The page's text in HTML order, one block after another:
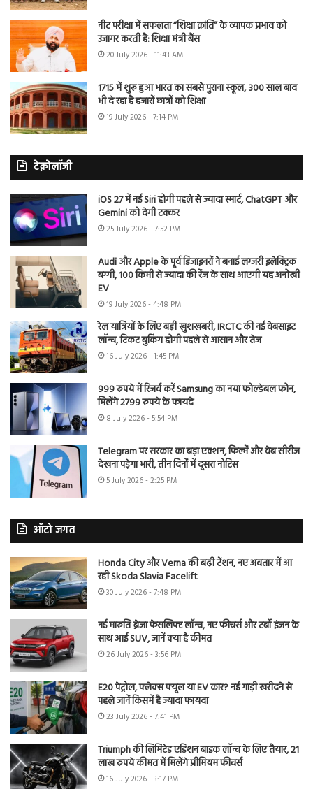
नीट परीक्षा में सफलता “शिक्षा क्रांति” के व्यापक प्रभाव को
उजागर करती है: शिक्षा मंत्री बैंस
20 July 2026 - 11:43 AM
1715 में शुरू हुआ भारत का सबसे पुराना स्कूल, 300 साल बाद
भी दे रहा है हजारों छात्रों को शिक्षा
19 July 2026 - 7:14 PM
टेक्नोलॉजी
iOS 27 में नई Siri होगी पहले से ज्यादा स्मार्ट, ChatGPT और
Gemini को देगी टक्कर
25 July 2026 - 7:52 PM
Audi और Apple के पूर्व डिजाइनरों ने बनाई लग्जरी इलेक्ट्रिक
बग्गी, 100 किमी से ज्यादा की रेंज के साथ आएगी यह अनोखी
EV
19 July 2026 - 4:48 PM
रेल यात्रियों के लिए बड़ी खुशखबरी, IRCTC की नई वेबसाइट
लॉन्च, टिकट बुकिंग होगी पहले से आसान और तेज
16 July 2026 - 1:45 PM
999 रुपये में रिजर्व करें Samsung का नया फोल्डेबल फोन,
मिलेंगे 2799 रुपये के फायदे
8 July 2026 - 5:54 PM
Telegram पर सरकार का बड़ा एक्शन, फिल्में और वेब सीरीज
देखना पड़ेगा भारी, तीन दिनों में दूसरा नोटिस
5 July 2026 - 2:25 PM
ऑटो जगत
Honda City और Verna की बढ़ी टेंशन, नए अवतार में आ
रही Skoda Slavia Facelift
30 July 2026 - 7:48 PM
नई मारुति ब्रेजा फेसलिफ्ट लॉन्च, नए फीचर्स और टर्बो इंजन के
साथ आई SUV, जानें क्या है कीमत
26 July 2026 - 3:56 PM
E20 पेट्रोल, फ्लेक्स फ्यूल या EV कार? नई गाड़ी खरीदने से
पहले जानें किसमें है ज्यादा फायदा
23 July 2026 - 7:41 PM
Triumph की लिमिटेड एडिशन बाइक लॉन्च के लिए तैयार, 21
लाख रुपये कीमत में मिलेंगे प्रीमियम फीचर्स
16 July 2026 - 3:17 PM